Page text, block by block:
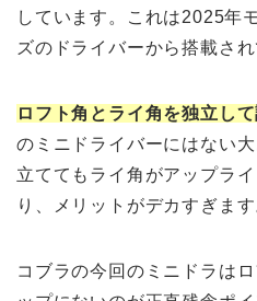
しています。これは2025年
ズのドライバーから搭載され
ロフト角とライ角を独立し
のミニドライバーにはない
立ててもライ角がアップラ
り、メリットがデカすぎます
コブラの今回のミニドラは